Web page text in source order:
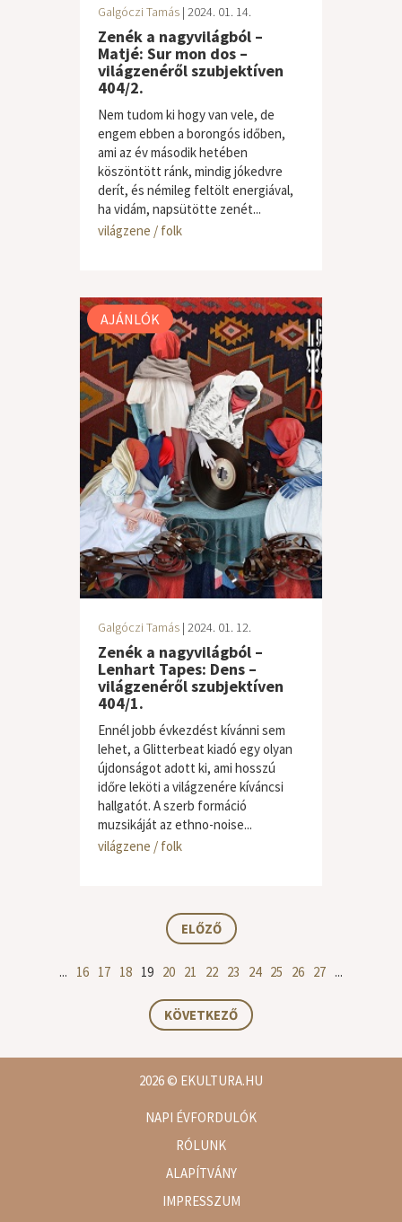
Galgóczi Tamás | 2024. 01. 14.
Zenék a nagyvilágból –
Matjé: Sur mon dos –
világzenéről szubjektíven
404/2.
Nem tudom ki hogy van vele, de
engem ebben a borongós időben,
ami az év második hetében
köszöntött ránk, mindig jókedvre
derít, és némileg feltölt energiával,
ha vidám, napsütötte zenét...
világzene / folk
AJÁNLÓK
Galgóczi Tamás | 2024. 01. 12.
Zenék a nagyvilágból –
Lenhart Tapes: Dens –
világzenéről szubjektíven
404/1.
Ennél jobb évkezdést kívánni sem
lehet, a Glitterbeat kiadó egy olyan
újdonságot adott ki, ami hosszú
időre leköti a világzenére kíváncsi
hallgatót. A szerb formáció
muzsikáját az ethno-noise...
világzene / folk
ELŐZŐ
... 16 17 18 19 20 21 22 23 24 25 26 27 ...
KÖVETKEZŐ
2026© EKULTURA.HU
NAPI ÉVFORDULÓK
RÓLUNK
ALAPÍTVÁNY
IMPRESSZUM